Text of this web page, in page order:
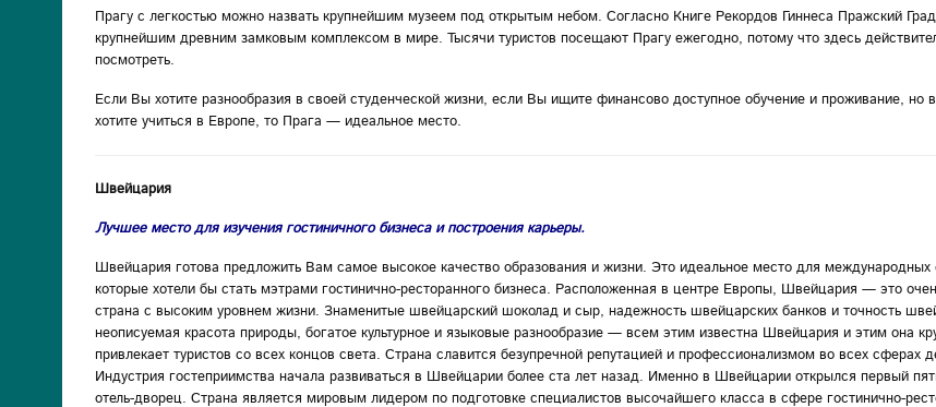
Прагу с легкостью можно назвать крупнейшим музеем под открытым небом. Согласно Книге Рекордов Гиннеса Пражский
крупнейшим древним замковым комплексом в мире. Тысячи туристов посещают Прагу ежегодно, потому что здесь
посмотреть.
Если Вы хотите разнообразия в своей студенческой жизни, если Вы ищите финансово доступное обучение и проживание, но
хотите учиться в Европе, то Прага — идеальное место.
Швейцария
Лучшее место для изучения гостиничного бизнеса и построения карьеры.
Швейцария готова предложить Вам самое высокое качество образования и жизни. Это идеальное место для международных
которые хотели бы стать мэтрами гостинично-ресторанного бизнеса. Расположенная в центре Европы, Швейцария — это
страна с высоким уровнем жизни. Знаменитые швейцарский шоколад и сыр, надежность швейцарских банков и точность
неописуемая красота природы, богатое культурное и языковые разнообразие — всем этим известна Швейцария и этим она
привлекает туристов со всех концов света. Страна славится безупречной репутацией и профессионализмом во всех сферах
Индустрия гостеприимства начала развиваться в Швейцарии более ста лет назад. Именно в Швейцарии открылся первый
отель-дворец. Страна является мировым лидером по подготовке специалистов высочайшего класса в сфере гостинично-